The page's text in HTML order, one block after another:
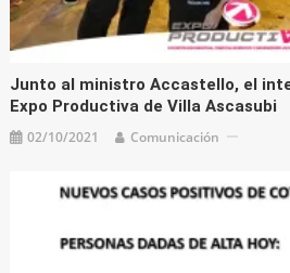
Junto al ministro Accastello, el
Expo Productiva de Villa Ascasubi
02/10/2021 Comunicación